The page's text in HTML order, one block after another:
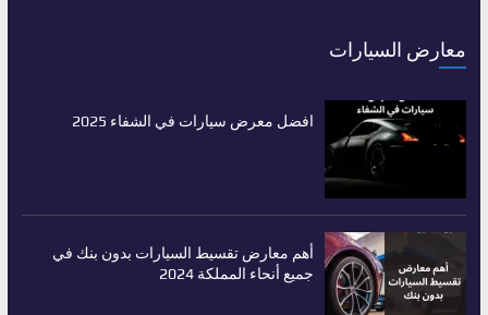
معارض السيارات
افضل معرض سيارات في الشفاء 2025
أهم معارض تقسيط السيارات بدون بنك في
جميع أنحاء المملكة 2024